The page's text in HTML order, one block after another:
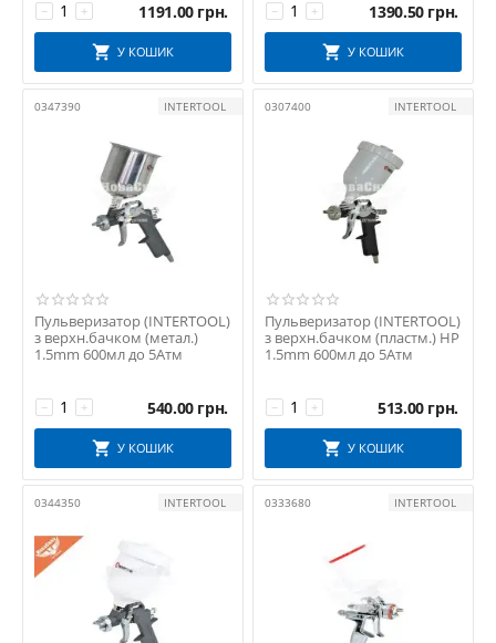
+
− 1191.00 грн.
У КОШИК
+
− 1390.50 грн.
У КОШИК
0347390 INTERTOOL
Пульверизатор (INTERTOOL)
з верхн.бачком (метал.)
1.5mm 600мл до 5Атм
+
− 540.00 грн.
У КОШИК
0307400 INTERTOOL
Пульверизатор (INTERTOOL)
з верхн.бачком (пластм.) HP
1.5mm 600мл до 5Атм
+
− 513.00 грн.
У КОШИК
0344350 INTERTOOL 0333680 INTERTOOL